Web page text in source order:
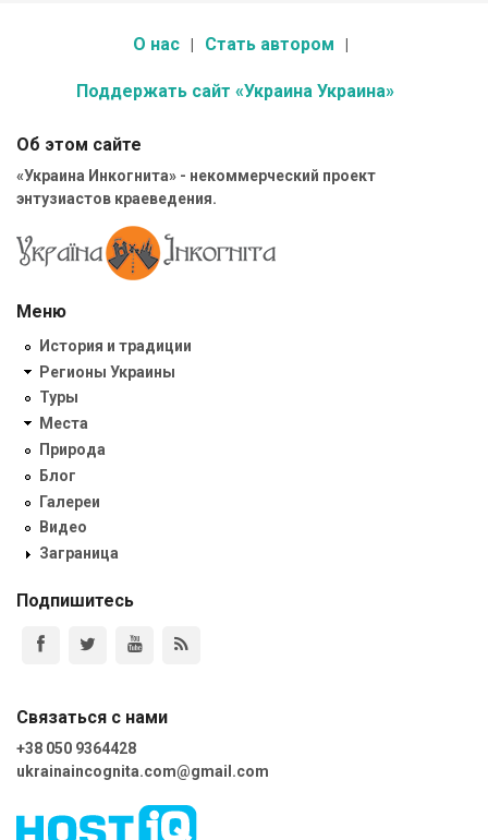
О нас Стать автором
Поддержать сайт «Украина Украина»
Об этом сайте
«Украина Инкогнита» - некоммерческий проект
энтузиастов краеведения.
Меню
История и традиции
Регионы Украины
Туры
Места
Природа
Блог
Галереи
Видео
Заграница
Подпишитесь
Связаться с нами
+38 050 9364428
ukrainaincognita.com@gmail.com